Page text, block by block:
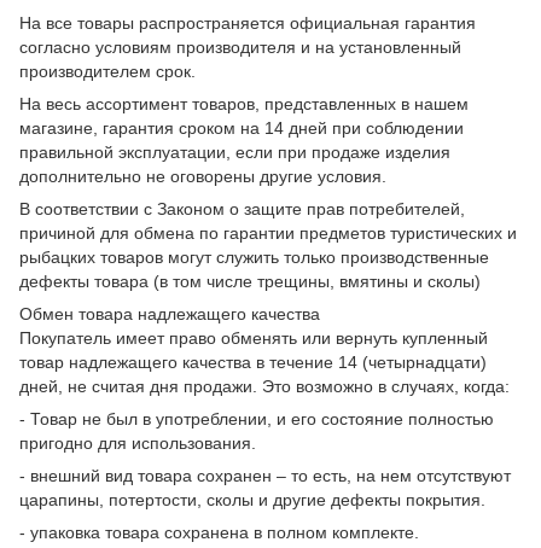
На все товары распространяется официальная гарантия
согласно условиям производителя и на установленный
производителем срок.
На весь ассортимент товаров, представленных в нашем
магазине, гарантия сроком на 14 дней при соблюдении
правильной эксплуатации, если при продаже изделия
дополнительно не оговорены другие условия.
В соответствии с Законом о защите прав потребителей,
причиной для обмена по гарантии предметов туристических и
рыбацких товаров могут служить только производственные
дефекты товара (в том числе трещины, вмятины и сколы)
Обмен товара надлежащего качества
Покупатель имеет право обменять или вернуть купленный
товар надлежащего качества в течение 14 (четырнадцати)
дней, не считая дня продажи. Это возможно в случаях, когда:
- Товар не был в употреблении, и его состояние полностью
пригодно для использования.
- внешний вид товара сохранен – то есть, на нем отсутствуют
царапины, потертости, сколы и другие дефекты покрытия.
- упаковка товара сохранена в полном комплекте.